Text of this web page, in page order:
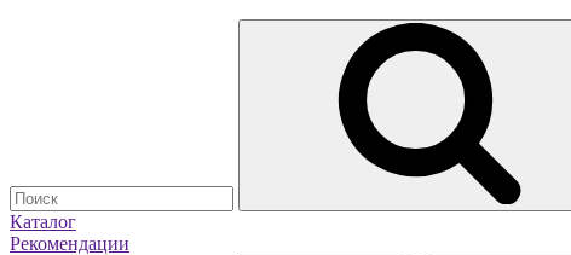
Каталог
Рекомендации